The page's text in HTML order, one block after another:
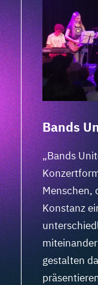
Bands
„Bands
Menschen,
Konstanz
gestalten